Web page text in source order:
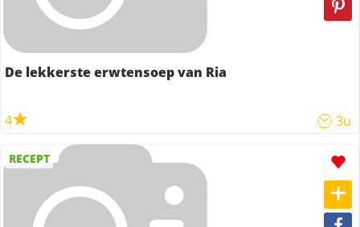
De lekkerste erwtensoep van Ria
4 3u
RECEPT